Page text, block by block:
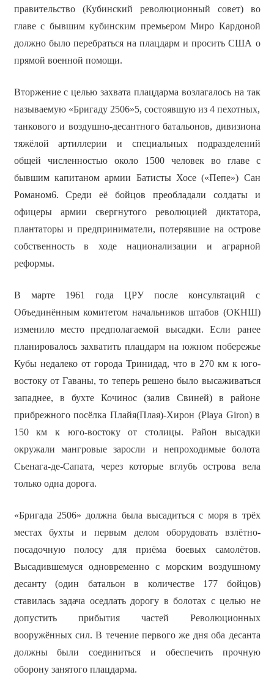
правительство (Кубинский революционный совет) во
главе с бывшим кубинским премьером Миро Кардоной
должно было перебраться на плацдарм и просить США о
прямой военной помощи.
Вторжение с целью захвата плацдарма возлагалось на так
называемую «Бригаду 2506»5, состоявшую из 4 пехотных,
танкового и воздушно-десантного батальонов, дивизиона
тяжёлой артиллерии и специальных подразделений
общей численностью около 1500 человек во главе с
бывшим капитаном армии Батисты Хосе («Пепе») Сан
Романом6. Среди её бойцов преобладали солдаты и
офицеры армии свергнутого революцией диктатора,
плантаторы и предприниматели, потерявшие на острове
собственность в ходе национализации и аграрной
реформы.
В марте 1961 года ЦРУ после консультаций с
Объединённым комитетом начальников штабов (ОКНШ)
изменило место предполагаемой высадки. Если ранее
планировалось захватить плацдарм на южном побережье
Кубы недалеко от города Тринидад, что в 270 км к юго-
востоку от Гаваны, то теперь решено было высаживаться
западнее, в бухте Кочинос (залив Свиней) в районе
прибрежного посёлка Плайя(Плая)-Хирон (Playa Giron) в
150 км к юго-востоку от столицы. Район высадки
окружали мангровые заросли и непроходимые болота
Сьенага-де-Сапата, через которые вглубь острова вела
только одна дорога.
«Бригада 2506» должна была высадиться с моря в трёх
местах бухты и первым делом оборудовать взлётно-
посадочную полосу для приёма боевых самолётов.
Высадившемуся одновременно с морским воздушному
десанту (один батальон в количестве 177 бойцов)
ставилась задача оседлать дорогу в болотах с целью не
допустить прибытия частей Революционных
вооружённых сил. В течение первого же дня оба десанта
должны были соединиться и обеспечить прочную
оборону занятого плацдарма.